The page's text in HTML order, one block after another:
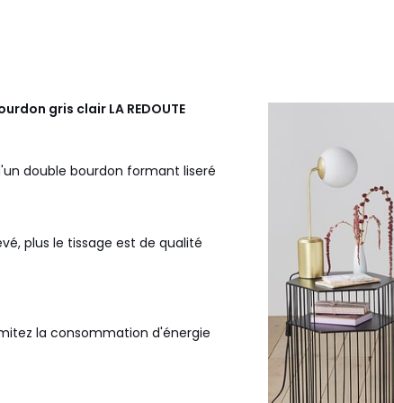
gris clair LA REDOUTE
double bourdon formant liseré
plus le tissage est de qualité
la consommation d'énergie